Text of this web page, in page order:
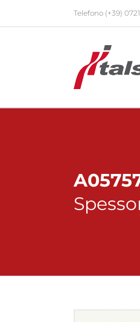
al
Telefono (+39)